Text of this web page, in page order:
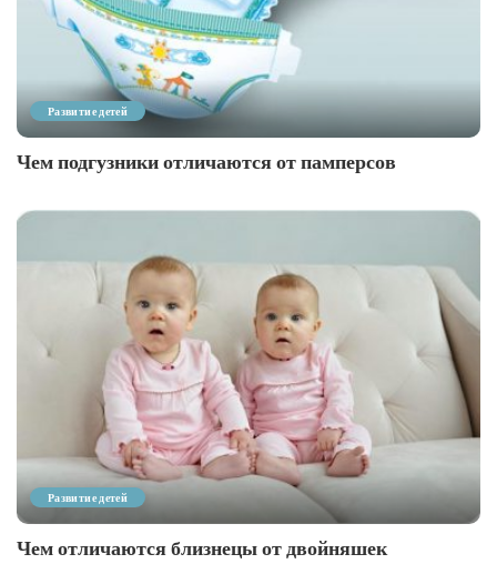
Развитие детей
Чем подгузники отличаются от памперсов
Развитие детей
Чем отличаются близнецы от двойняшек